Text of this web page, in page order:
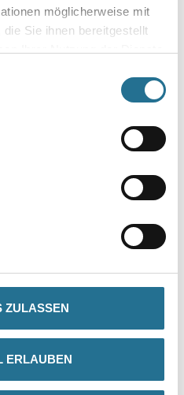
möglicherweise mit
Sie ihnen bereitgestellt
ZULASSEN
ERLAUBEN